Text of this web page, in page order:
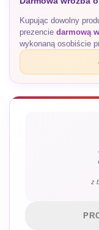
Kupując dowolny
prezencie darmową
wykonaną osobiście
z